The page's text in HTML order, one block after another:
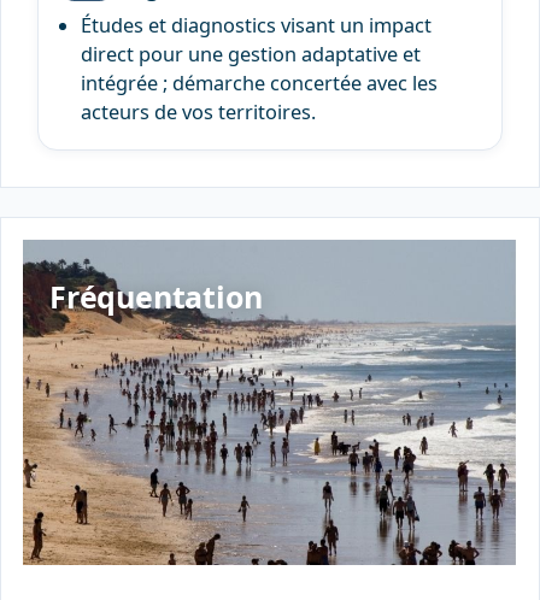
Études et diagnostics visant un impact
direct pour une gestion adaptative et
intégrée ; démarche concertée avec les
acteurs de vos territoires.
Fréquentation